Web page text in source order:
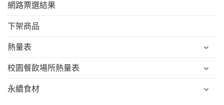
網路票選結果
下架商品
熱量表
校園餐飲場所熱量表
永續食材